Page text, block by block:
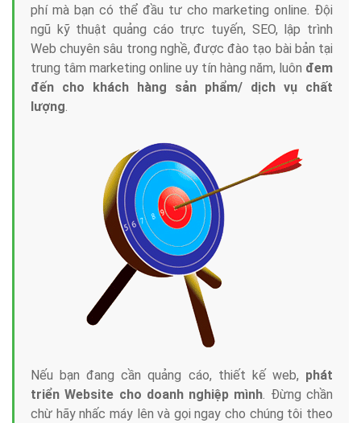
phí mà bạn có thể đầu tư cho marketing online. Đội
ngũ kỹ thuật quảng cáo trực tuyến, SEO, lập trình
Web chuyên sâu trong nghề, được đào tạo bài bản tại
trung tâm marketing online uy tín hàng năm, luôn đem
đến cho khách hàng sản phẩm/ dịch vụ chất
lượng.
Nếu bạn đang cần quảng cáo, thiết kế web, phát
triển Website cho doanh nghiệp mình. Đừng chần
chừ hãy nhấc máy lên và gọi ngay cho chúng tôi theo